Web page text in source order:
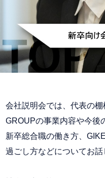
会社説明会では、代表の
GROUPの事業内容や今後
新卒総合職の働き方、
過ごし方などについてお話